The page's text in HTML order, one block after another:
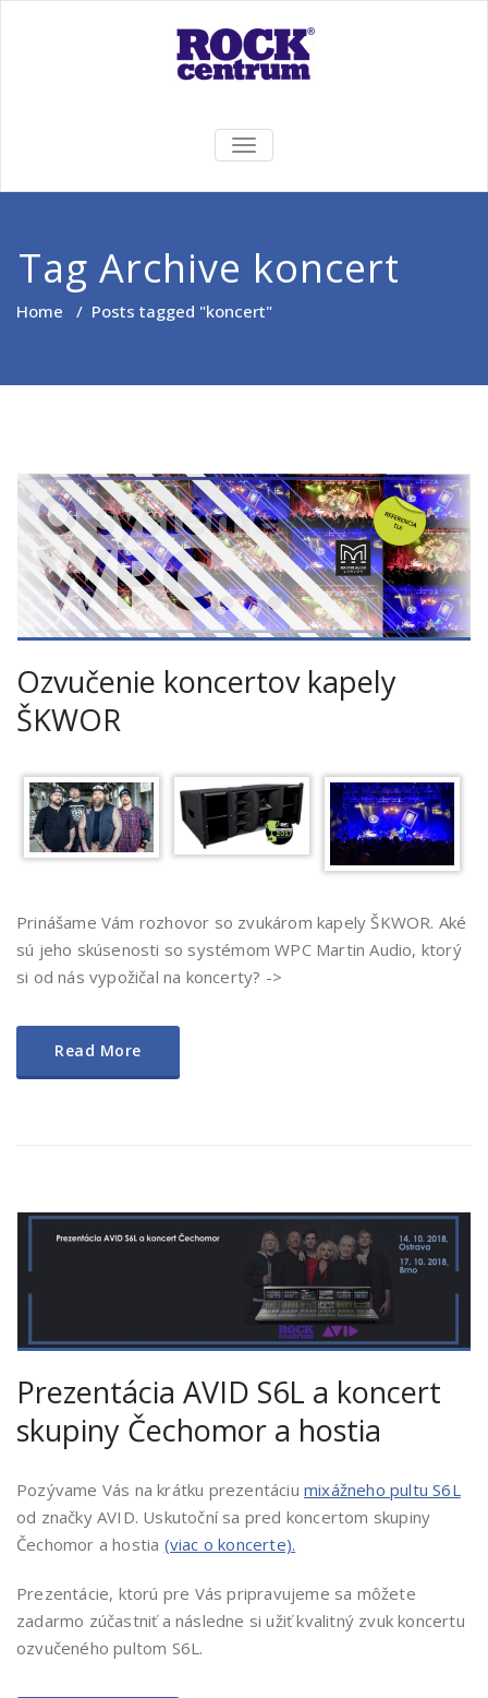
Rock Centrum
Ten pravý zvuk pre Vás!
TOGGLE
NAVIGATION
Tag Archive koncert
Home / Posts tagged "koncert"
Ozvučenie koncertov kapely
ŠKWOR
Prinášame Vám rozhovor so zvukárom kapely ŠKWOR. Aké
sú jeho skúsenosti so systémom WPC Martin Audio, ktorý
si od nás vypožičal na koncerty? ->
Read More
Prezentácia AVID S6L a koncert
skupiny Čechomor a hostia
Pozývame Vás na krátku prezentáciu mixážneho pultu S6L
od značky AVID. Uskutoční sa pred koncertom skupiny
Čechomor a hostia (viac o koncerte).
Prezentácie, ktorú pre Vás pripravujeme sa môžete
zadarmo zúčastniť a následne si užiť kvalitný zvuk koncertu
ozvučeného pultom S6L.